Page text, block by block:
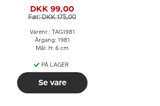
DKK 99,00
Før: DKK 175,00
Varenr.: TAG1981
Årgang: 1981
Mål: H: 6 cm
PÅ LAGER
Se vare